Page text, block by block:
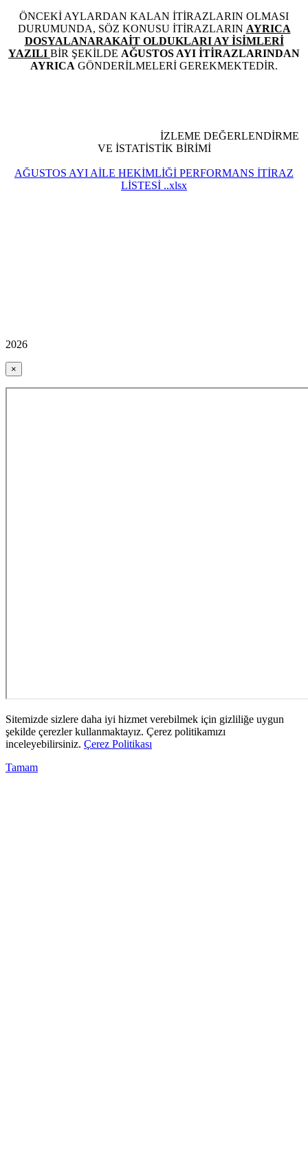
ÖNCEKİ AYLARDAN KALAN İTİRAZLARIN OLMASI
DURUMUNDA, SÖZ KONUSU İTİRAZLARIN AYRICA
DOSYALANARAKAİT OLDUKLARI AY İSİMLERİ
YAZILI BİR ŞEKİLDE AĞUSTOS AYI İTİRAZLARINDAN
AYRICA GÖNDERİLMELERİ GEREKMEKTEDİR.
İZLEME DEĞERLENDİRME
VE İSTATİSTİK BİRİMİ
AĞUSTOS AYI AİLE HEKİMLİĞİ PERFORMANS İTİRAZ
LİSTESİ ..xlsx
2026
×
Sitemizde sizlere daha iyi hizmet verebilmek için gizliliğe uygun
şekilde çerezler kullanmaktayız. Çerez politikamızı
inceleyebilirsiniz. Çerez Politikası
Tamam